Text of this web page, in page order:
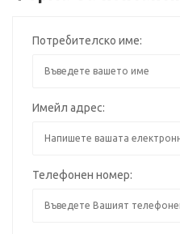
Потребителско име:
Имейл адрес:
Телефонен номер: